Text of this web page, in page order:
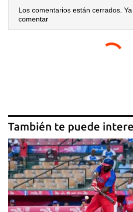
Los comentarios están cerrados.
comentar
También te puede